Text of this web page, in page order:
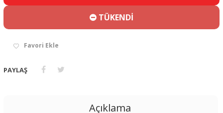
TÜKENDİ
Favori Ekle
PAYLAŞ
Açıklama